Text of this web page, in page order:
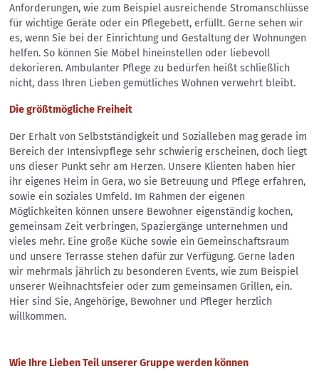
Anforderungen, wie zum Beispiel ausreichende Stromanschlüsse
für wichtige Geräte oder ein Pflegebett, erfüllt. Gerne sehen wir
es, wenn Sie bei der Einrichtung und Gestaltung der Wohnungen
helfen. So können Sie Möbel hineinstellen oder liebevoll
dekorieren. Ambulanter Pflege zu bedürfen heißt schließlich
nicht, dass Ihren Lieben gemütliches Wohnen verwehrt bleibt.
Die größtmögliche Freiheit
Der Erhalt von Selbstständigkeit und Sozialleben mag gerade im
Bereich der Intensivpflege sehr schwierig erscheinen, doch liegt
uns dieser Punkt sehr am Herzen. Unsere Klienten haben hier
ihr eigenes Heim in Gera, wo sie Betreuung und Pflege erfahren,
sowie ein soziales Umfeld. Im Rahmen der eigenen
Möglichkeiten können unsere Bewohner eigenständig kochen,
gemeinsam Zeit verbringen, Spaziergänge unternehmen und
vieles mehr. Eine große Küche sowie ein Gemeinschaftsraum
und unsere Terrasse stehen dafür zur Verfügung. Gerne laden
wir mehrmals jährlich zu besonderen Events, wie zum Beispiel
unserer Weihnachtsfeier oder zum gemeinsamen Grillen, ein.
Hier sind Sie, Angehörige, Bewohner und Pfleger herzlich
willkommen.
Wie Ihre Lieben Teil unserer Gruppe werden können